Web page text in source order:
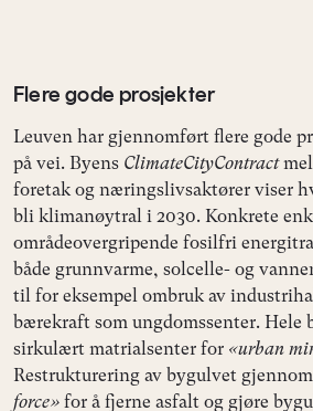
Flere gode prosjekter
Leuven har gjennomført flere gode
på vei. Byens ClimateCityContract
foretak og næringslivsaktører viser
bli klimanøytral i 2030. Konkrete
områdeovergripende fosilfri
både grunnvarme, solcelle- og
til for eksempel ombruk av
bærekraft som ungdomssenter. Hele
sirkulært matrialsenter for «urban
Restrukturering av bygulvet gjennom
force» for å fjerne asfalt og gjøre